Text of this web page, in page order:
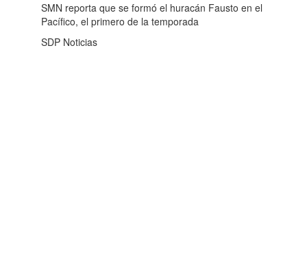
SMN reporta que se formó el huracán Fausto en el
Pacífico, el primero de la temporada
SDP Noticias